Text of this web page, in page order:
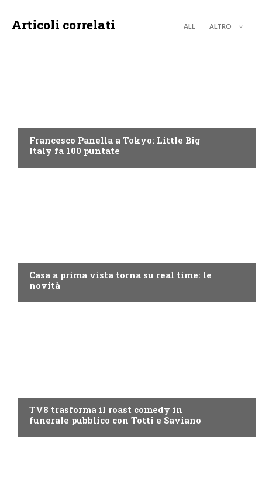
Articoli correlati ALL ALTRO
Francesco Panella a Tokyo: Little Big
Italy fa 100 puntate
Casa a prima vista torna su real time: le
novità
TV8 trasforma il roast comedy in
funerale pubblico con Totti e Saviano